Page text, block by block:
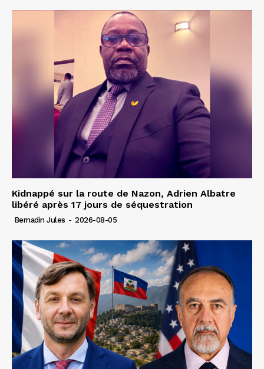
Kidnappé sur la route de Nazon, Adrien Albatre
libéré après 17 jours de séquestration
Bernadin Jules - 2026-08-05